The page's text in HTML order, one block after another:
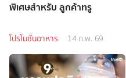
พิเศษสำหรับ ลูกค้าทรู
โปรโมชั่นอาหาร 14 ก.พ. 69